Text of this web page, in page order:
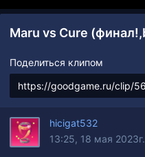
Поделиться клипом
hicigat532
13:25, 18 мая 2023г.